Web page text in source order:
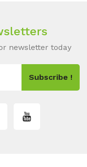
newsletter today
Subscribe !